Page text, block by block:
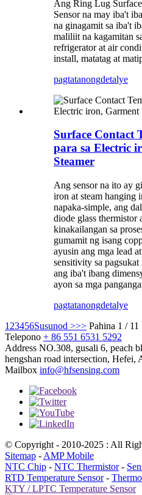
Ang Ring Lug
Sensor na may iba't
na ginagamit sa iba't
maliliit na kagamitan
refrigerator at air
install, matatag at
pagtatanongdetalye
Surface Contact
para sa Electric
Steamer
Ang sensor na ito ay
iron at steam hanging
napaka-simple, ang
diode glass thermistor
kinakailangan sa
gumamit ng isang
ayusin ang mga lead
sensitivity sa pagsukat
ang iba't ibang
ayon sa mga
pagtatanongdetalye
1 23456Susunod >>> Pahina 1 / 11
Telepono + 86 551 6531 5292
Address NO.308, gusali 6, peach
hengshan road intersection, Hefei,
Mailbox info@hfsensing.com
© Copyright - 2010-2025 : All
Sitemap - AMP Mobile
NTC Chip - NTC Thermistor-
RTD Temperature Sensor-
KTY / LPTC Temperature Sensor